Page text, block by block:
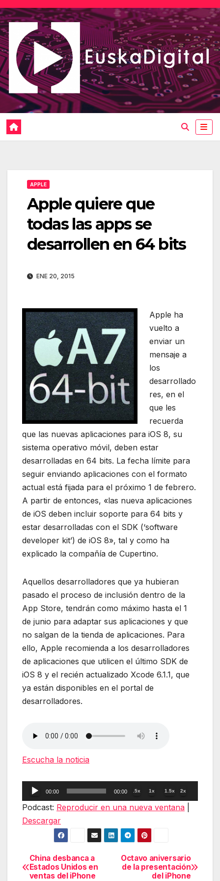
Saltar
al
contenido
APPLE
Apple quiere que
todas las apps se
desarrollen en 64 bits
ENE 20, 2015
Apple ha
vuelto a
enviar un
mensaje a
los
desarrollado
res, en el
que les
recuerda
que las nuevas aplicaciones para iOS 8, su
sistema operativo móvil, deben estar
desarrolladas en 64 bits. La fecha límite para
seguir enviando aplicaciones con el formato
actual está fijada para el próximo 1 de febrero.
A partir de entonces, «las nueva aplicaciones
de iOS deben incluir soporte para 64 bits y
estar desarrolladas con el SDK (‘software
developer kit’) de iOS 8», tal y como ha
explicado la compañía de Cupertino.
Aquellos desarrolladores que ya hubieran
pasado el proceso de inclusión dentro de la
App Store, tendrán como máximo hasta el 1
de junio para adaptar sus aplicaciones y que
no salgan de la tienda de aplicaciones. Para
ello, Apple recomienda a los desarrolladores
de aplicaciones que utilicen el último SDK de
iOS 8 y el recién actualizado Xcode 6.1.1, que
ya están disponibles en el portal de
desarrolladores.
Escucha la noticia
Reproductor
de
00:00 00:00 .5x 1x 1.5x 2x
Podcast: Reproducir en una nueva ventana
Descargar
Navegación
Octavo aniversario
de la presentación
del iPhone
China desbanca a
Estados Unidos en
ventas del iPhone